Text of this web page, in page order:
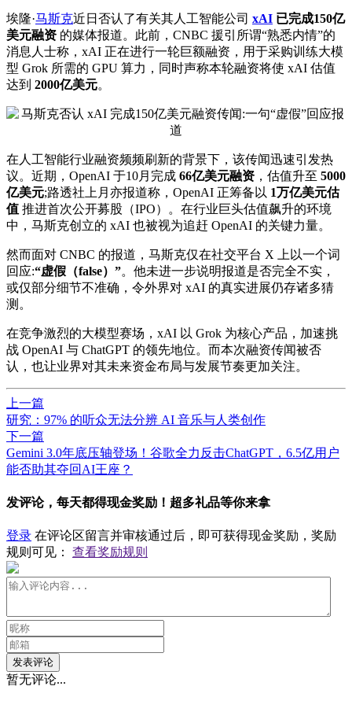
埃隆·马斯克近日否认了有关其人工智能公司 xAI 已完成150亿
美元融资 的媒体报道。此前，CNBC 援引所谓“熟悉内情”的
消息人士称，xAI 正在进行一轮巨额融资，用于采购训练大模
型 Grok 所需的 GPU 算力，同时声称本轮融资将使 xAI 估值
达到 2000亿美元。
在人工智能行业融资频频刷新的背景下，该传闻迅速引发热
议。近期，OpenAI 于10月完成 66亿美元融资 ，估值升至 5000
亿美元;路透社上月亦报道称，OpenAI 正筹备以 1万亿美元估
值 推进首次公开募股（IPO）。在行业巨头估值飙升的环境
中，马斯克创立的 xAI 也被视为追赶 OpenAI 的关键力量。
然而面对 CNBC 的报道，马斯克仅在社交平台 X 上以一个词
回应:“虚假（false）”。他未进一步说明报道是否完全不实，
或仅部分细节不准确，令外界对 xAI 的真实进展仍存诸多猜
测。
在竞争激烈的大模型赛场，xAI 以 Grok 为核心产品，加速挑
战 OpenAI 与 ChatGPT 的领先地位。而本次融资传闻被否
认，也让业界对其未来资金布局与发展节奏更加关注。
上一篇
​研究：97% 的听众无法分辨 AI 音乐与人类创作
下一篇
Gemini 3.0年底压轴登场！谷歌全力反击ChatGPT，6.5亿用户
能否助其夺回AI王座？
发评论，每天都得现金奖励！超多礼品等你来拿
登录 在评论区留言并审核通过后，即可获得现金奖励，奖励
规则可见： 查看奖励规则
发表评论
暂无评论...